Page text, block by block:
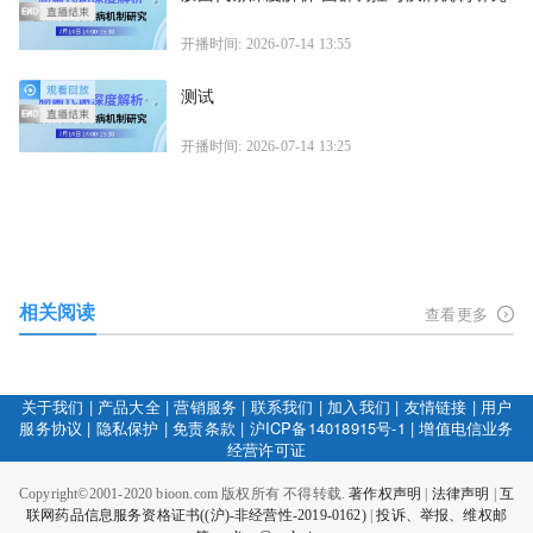
开播时间: 2026-07-14 13:55
测试
开播时间: 2026-07-14 13:25
相关阅读 查看更多
关于我们 | 产品大全|营销服务 | 联系我们 | 加入我们 | 友情链接 | 用户
服务协议 | 隐私保护 |免责条款 | 沪ICP备14018915号-1 |增值电信业务
经营许可证
Copyright©2001-2020 bioon.com 版权所有 不得转载.著作权声明 | 法律声明 | 互
联网药品信息服务资格证书((沪)-非经营性-2019-0162)|投诉、举报、维权邮